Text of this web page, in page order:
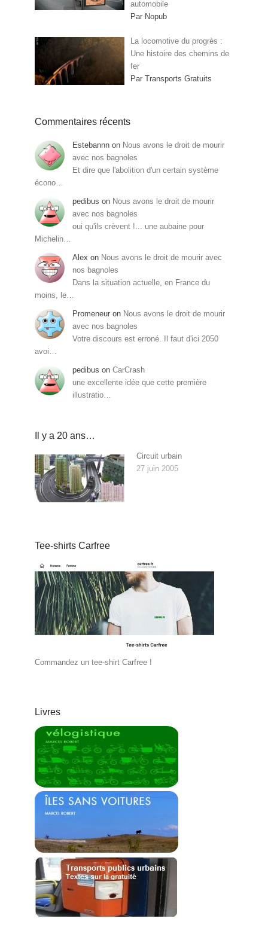
automobile
Par Nopub
La locomotive du progrès :
Une histoire des chemins de
fer
Par Transports Gratuits
Commentaires récents
Estebannn on Nous avons le droit de mourir
avec nos bagnoles
Et dire que l'abolition d'un certain système
écono…
pedibus on Nous avons le droit de mourir
avec nos bagnoles
oui qu'ils crèvent !... une aubaine pour
Michelin…
Alex on Nous avons le droit de mourir avec
nos bagnoles
Dans la situation actuelle, en France du
moins, le…
Promeneur on Nous avons le droit de mourir
avec nos bagnoles
Votre discours est erroné. Il faut d'ici 2050
avoi…
pedibus on CarCrash
une excellente idée que cette première
illustratio…
Il y a 20 ans…
Circuit urbain
27 juin 2005
Tee-shirts Carfree
Commandez un tee-shirt Carfree !
Livres